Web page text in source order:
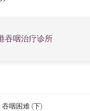
吞咽治疗诊所
吞咽困难 (下)